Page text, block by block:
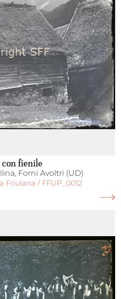
con fienile
Forni Avoltri (UD)
Friulana / FFUP_0012